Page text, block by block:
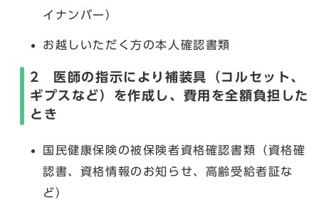
イナンバー）
お越しいただく方の本人確認書類
2 医師の指示により補装具（コルセット、
ギプスなど）を作成し、費用を全額負担した
とき
国民健康保険の被保険者資格確認書類（資格確
認書、資格情報のお知らせ、高齢受給者証な
ど）